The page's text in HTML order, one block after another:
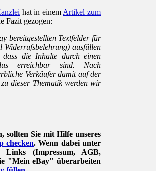
hat in einem Artikel zum
Fazit gezogen:
bereitgestellten Textfelder für
ausfüllen
die Inhalte durch einen
erreichbar sind. Nach
Verkäufer damit auf der
dieser Thematik werden wir
sollten Sie mit Hilfe unseres
checken. Wenn dabei unter
(Impressum, AGB,
"Mein eBay" überarbeiten